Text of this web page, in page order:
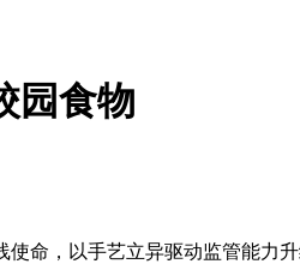
园食物
，以手艺立异驱动监管能力升